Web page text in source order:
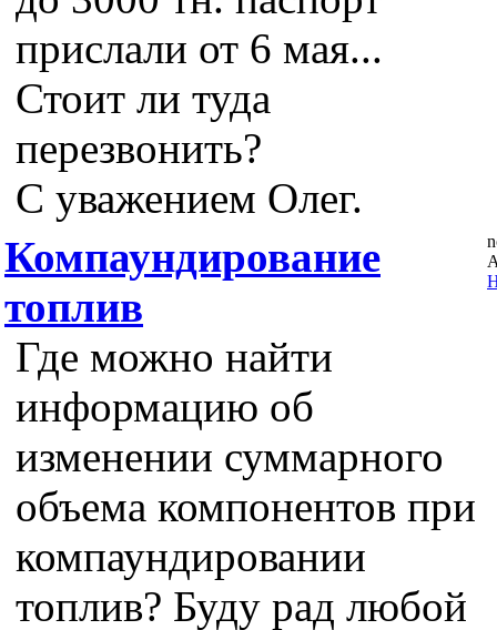
прислали от 6 мая...
Стоит ли туда
перезвонить?
С уважением Олег.
Компаундирование
топлив
Где можно найти
информацию об
изменении суммарного
объема компонентов при
компаундировании
топлив? Буду рад любой